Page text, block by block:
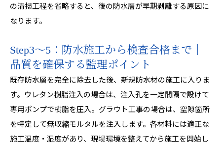
の清掃工程を省略すると、後の防水層が早期剥離する原因に
なります。
Step3〜5：防水施工から検査合格まで｜
品質を確保する監理ポイント
既存防水層を完全に除去した後、新規防水材の施工に入りま
す。ウレタン樹脂注入の場合は、注入孔を一定間隔で設けて
専用ポンプで樹脂を圧入。グラウト工事の場合は、空隙箇所
を特定して無収縮モルタルを注入します。各材料には適正な
施工温度・湿度があり、現場環境を整えてから施工を開始し